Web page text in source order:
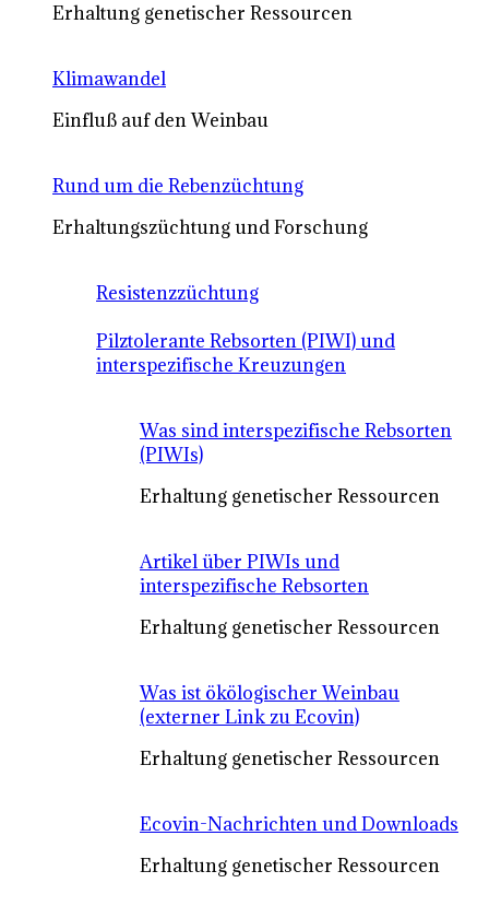
Erhaltung genetischer Ressourcen
Klimawandel
Einfluß auf den Weinbau
Rund um die Rebenzüchtung
Erhaltungszüchtung und Forschung
Resistenzzüchtung
Pilztolerante Rebsorten (PIWI) und
interspezifische Kreuzungen
Was sind interspezifische Rebsorten
(PIWIs)
Erhaltung genetischer Ressourcen
Artikel über PIWIs und
interspezifische Rebsorten
Erhaltung genetischer Ressourcen
Was ist ökölogischer Weinbau
(externer Link zu Ecovin)
Erhaltung genetischer Ressourcen
Ecovin-Nachrichten und Downloads
Erhaltung genetischer Ressourcen